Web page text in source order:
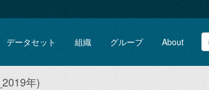
データセット 組織 グループ About
年)